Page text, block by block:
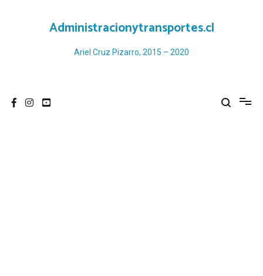
Administracionytransportes.cl
Ariel Cruz Pizarro, 2015 – 2020